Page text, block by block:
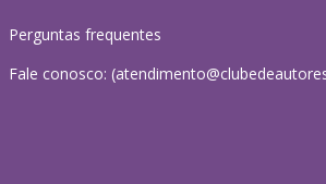
Perguntas frequentes
Fale conosco: (